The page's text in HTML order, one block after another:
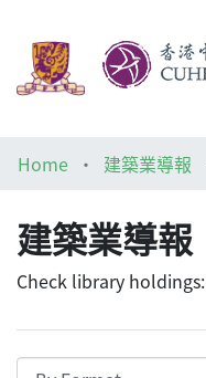
Architecture Library
Home 建築業導報
建築業導報
Check library holdings: